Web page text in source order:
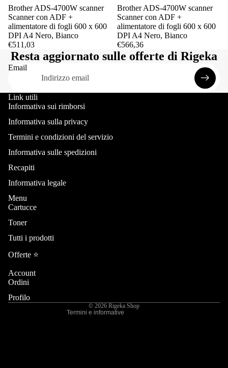
Brother ADS-4700W scanner
Scanner con ADF +
alimentatore di fogli 600 x 600
DPI A4 Nero, Bianco
€511,03
Brother ADS-4700W scanner
Scanner con ADF +
alimentatore di fogli 600 x 600
DPI A4 Nero, Bianco
€566,36
Resta aggiornato sulle offerte di Rigeka
Email
Link utili
Informativa sui rimborsi
Informativa sulla privacy
Termini e condizioni del servizio
Informativa sulle spedizioni
Recapiti
Informativa legale
Menu
Cartucce
Toner
Tutti i prodotti
Offerte ⭐️
Account
Ordini
Profilo
© 2026 Rigeka Shop
Termini e informative
Informativa sulla privacy
Termini e condizioni del servizio
Recapiti